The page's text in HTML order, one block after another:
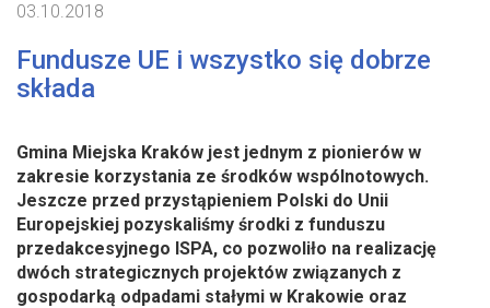
03.10.2018
Fundusze UE i wszystko się dobrze
składa
Gmina Miejska Kraków jest jednym z pionierów w
zakresie korzystania ze środków wspólnotowych.
Jeszcze przed przystąpieniem Polski do Unii
Europejskiej pozyskaliśmy środki z funduszu
przedakcesyjnego ISPA, co pozwoliło na realizację
dwóch strategicznych projektów związanych z
gospodarką odpadami stałymi w Krakowie oraz